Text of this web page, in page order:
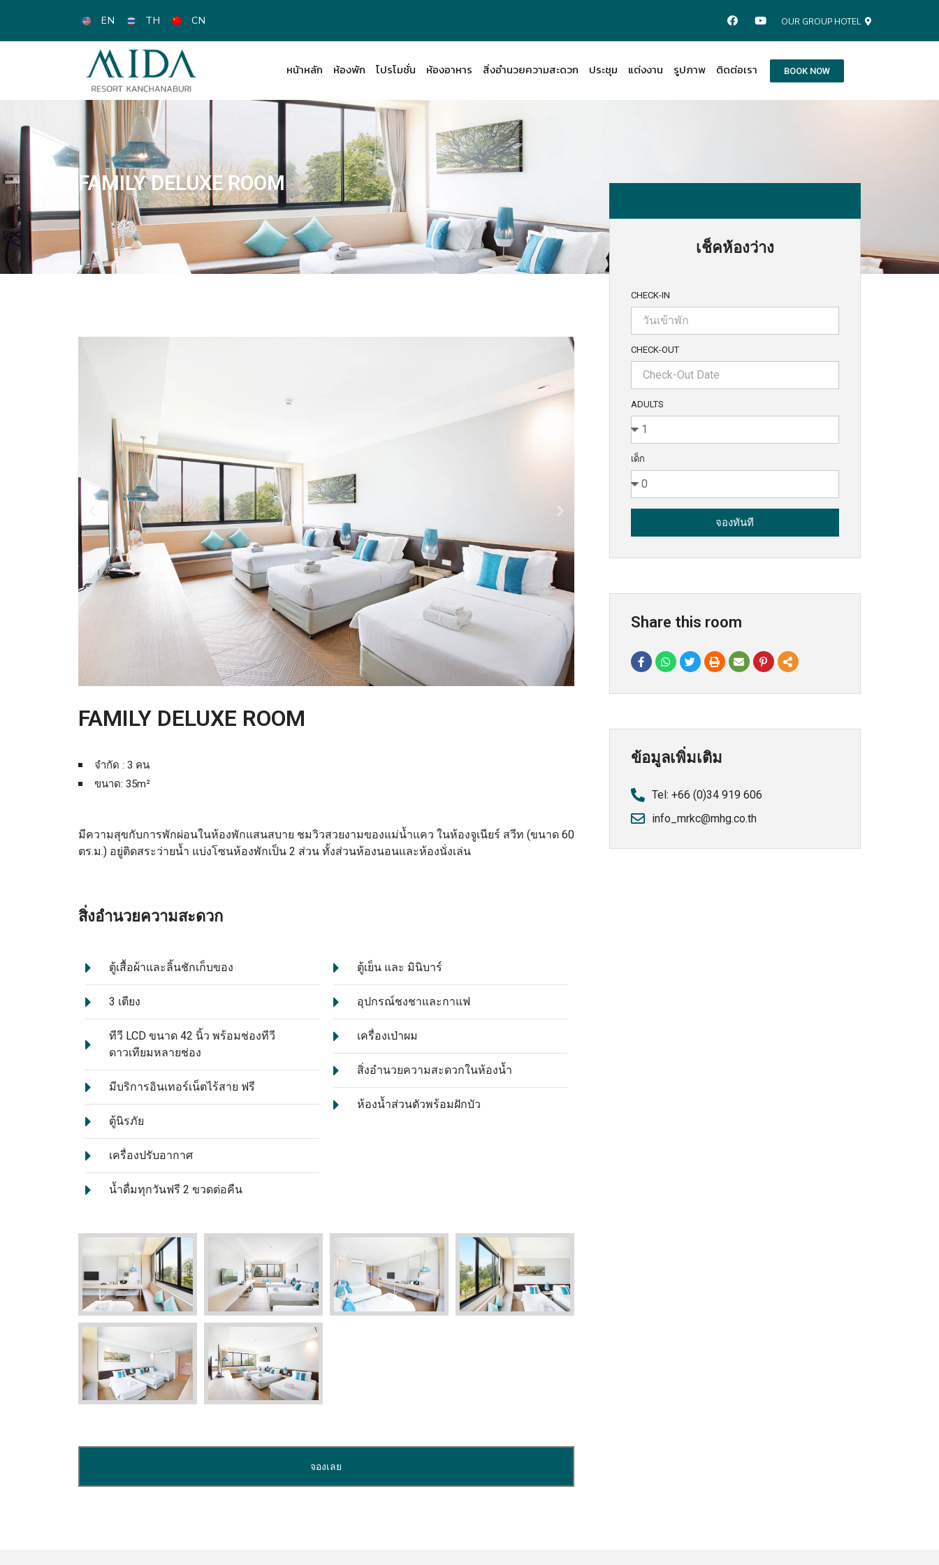
EN TH CN OUR GROUP HOTEL
หน้าหลัก ห้องพัก โปรโมชั่น ห้องอาหาร สิ่งอำนวยความสะดวก ประชุม แต่งงาน รูปภาพ ติดต่อเรา BOOK NOW
FAMILY DELUXE ROOM
FAMILY DELUXE ROOM
จำกัด : 3 คน
ขนาด: 35m²
มีความสุขกับการพักผ่อนในห้องพักแสนสบาย ชมวิวสวยงามของแม่น้ำแคว ในห้องจูเนียร์ สวีท (ขนาด 60
ตร.ม.) อยู่ติดสระว่ายน้ำ แบ่งโซนห้องพักเป็น 2 ส่วน ทั้งส่วนห้องนอนและห้องนั่งเล่น
สิ่งอำนวยความสะดวก
ตู้เสื้อผ้าและลิ้นชักเก็บของ
3 เตียง
ทีวี LCD ขนาด 42 นิ้ว พร้อมช่องทีวี
ดาวเทียมหลายช่อง
มีบริการอินเทอร์เน็ตไร้สาย ฟรี
ตู้นิรภัย
เครื่องปรับอากาศ
น้ำดื่มทุกวันฟรี 2 ขวดต่อคืน
ตู้เย็น และ มินิบาร์
อุปกรณ์ชงชาและกาแฟ
เครื่องเป่าผม
สิ่งอำนวยความสะดวกในห้องน้ำ
ห้องน้ำส่วนตัวพร้อมฝักบัว
จองเลย
เช็คห้องว่าง
CHECK-IN
CHECK-OUT
ADULTS
เด็ก
จองทันที
Share this room
ข้อมูลเพิ่มเติม
Tel: +66 (0)34 919 606
info_mrkc@mhg.co.th